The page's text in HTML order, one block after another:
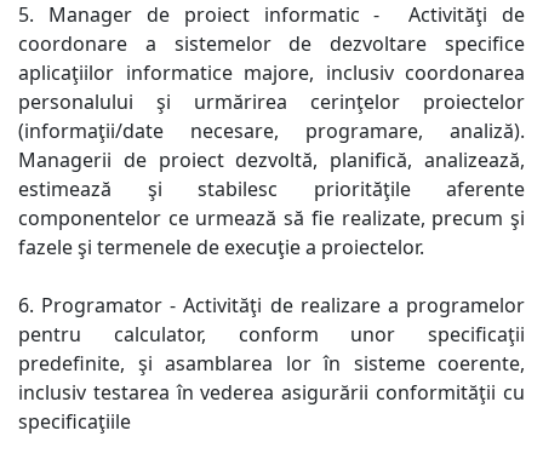
5. Manager de proiect informatic -
Activităţi de
coordonare a sistemelor de dezvoltare specifice
aplicaţiilor informatice majore, inclusiv coordonarea
personalului şi urmărirea cerinţelor proiectelor
(informaţii/date necesare, programare, analiză).
Managerii de proiect dezvoltă, planifică, analizează,
estimează şi stabilesc priorităţile aferente
componentelor ce urmează să fie realizate, precum şi
fazele şi termenele de execuţie a proiectelor.
6. Programator - Activităţi de realizare a programelor
pentru calculator, conform unor specificaţii
predefinite, şi asamblarea lor în sisteme coerente,
inclusiv testarea în vederea asigurării conformităţii cu
specificaţiile